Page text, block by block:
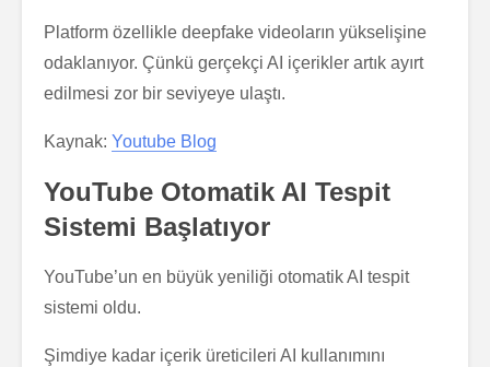
Platform özellikle deepfake videoların yükselişine
odaklanıyor. Çünkü gerçekçi AI içerikler artık ayırt
edilmesi zor bir seviyeye ulaştı.
Kaynak: Youtube Blog
YouTube Otomatik AI Tespit
Sistemi Başlatıyor
YouTube’un en büyük yeniliği otomatik AI tespit
sistemi oldu.
Şimdiye kadar içerik üreticileri AI kullanımını